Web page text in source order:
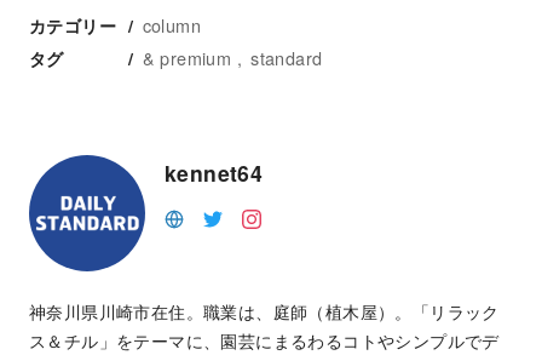
カテゴリー column
タグ & premium standard
kennet64
神奈川県川崎市在住。職業は、庭師（植木屋）。「リラック
ス＆チル」をテーマに、園芸にまるわるコトやシンプルでデ